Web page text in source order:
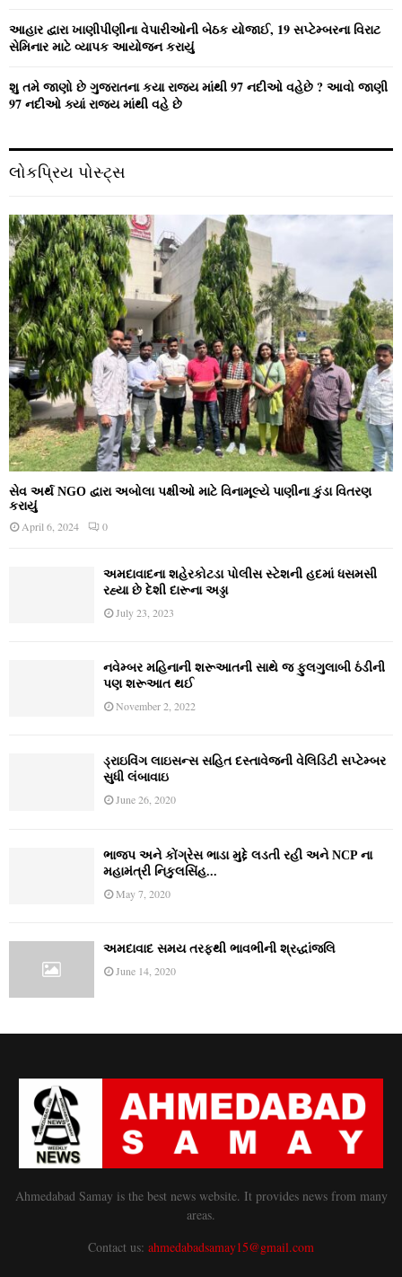
આહાર દ્વારા ખાણીપીણીના વેપારીઓની બેઠક યોજાઈ, 19 સપ્ટેમ્બરના વિરાટ
સેમિનાર માટે વ્યાપક આયોજન કરાયું
શુ તમે જાણો છે ગુજરાતના કયા રાજ્ય માંથી 97 નદીઓ વહેછે ? આવો જાણી
97 નદીઓ ક્યાં રાજ્ય માંથી વહે છે
લોકપ્રિય પોસ્ટ્સ
સેવ અર્થ NGO દ્વારા અબોલા પક્ષીઓ માટે વિનામૂલ્યે પાણીના કુંડા વિતરણ
કરાયું
April 6, 2024 0
અમદાવાદના શહેરકોટડા પોલીસ સ્ટેશની હદમાં ધસમસી
રહ્યા છે દેશી દારૂના અડ્ડા
July 23, 2023
નવેમ્‍બર મહિનાની શરૂઆતની સાથે જ ફુલગુલાબી ઠંડીની
પણ શરૂઆત થઈ
November 2, 2022
ડ્રાઇવિંગ લાઇસન્સ સહિત દસ્તાવેજની વેલિડિટી સપ્ટેમ્બર
સુધી લંબાવાઇ
June 26, 2020
ભાજપ અને કોંગ્રેસ ભાડા મુદ્દે લડતી રહી અને NCP ના
મહામંત્રી નિકુલસિંહ...
May 7, 2020
અમદાવાદ સમય તરફથી ભાવભીની શ્રદ્ધાંજલિ
June 14, 2020
Ahmedabad Samay is the best news website. It provides news from many
areas.
Contact us: ahmedabadsamay15@gmail.com